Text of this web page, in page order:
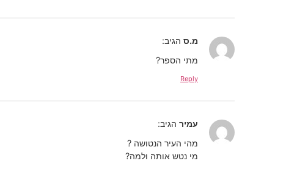
מ.ס הגיב:
מתי הספר?
Reply
עמיר הגיב:
מהי העיר הנטושה ?
מי נטש אותה ולמה?